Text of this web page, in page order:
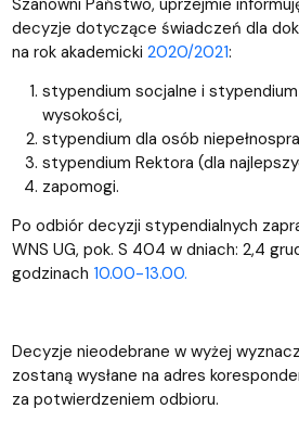
Szanowni Państwo, uprzejmie
decyzje dotyczące świadczeń dla
na rok akademicki 2020/2021:
stypendium socjalne i
wysokości,
stypendium dla osób
stypendium Rektora (dla
zapomogi.
Po odbiór decyzji stypendialnych
WNS UG, pok. S 404 w dniach: 2,4
godzinach 10.00-13.00.
Decyzje nieodebrane w wyżej
zostaną wysłane na adres
za potwierdzeniem odbioru.